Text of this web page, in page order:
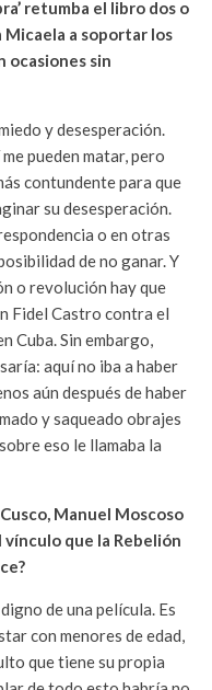
retumba el libro dos o
Micaela a soportar los
ocasiones sin
y desesperación.
pueden matar, pero
contundente para que
su desesperación.
o en otras
de no ganar. Y
o revolución hay que
Fidel Castro contra el
Cuba. Sin embargo,
aquí no iba a haber
aún después de haber
y saqueado obrajes
eso le llamaba la
Manuel Moscoso
que la Rebelión
de una película. Es
con menores de edad,
que tiene su propia